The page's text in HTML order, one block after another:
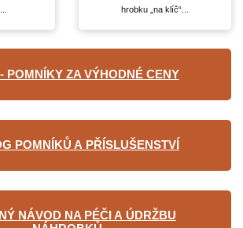
hrobku „na klíč“...
POMNÍKY ZA VÝHODNÉ CENY
POMNÍKŮ A PŘÍSLUŠENSTVÍ
NÁVOD NA PÉČI A ÚDRŽBU